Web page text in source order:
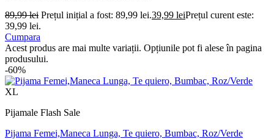
89,99lei Prețul inițial a fost: 89,99 lei.39,99 leiPrețul curent este:
39,99 lei.
Cumpara
Acest produs are mai multe variații. Opțiunile pot fi alese în pagina
produsului.
-60%
XL
Pijamale Flash Sale
Pijama Femei,Maneca Lunga, Te quiero, Bumbac, Roz/Verde